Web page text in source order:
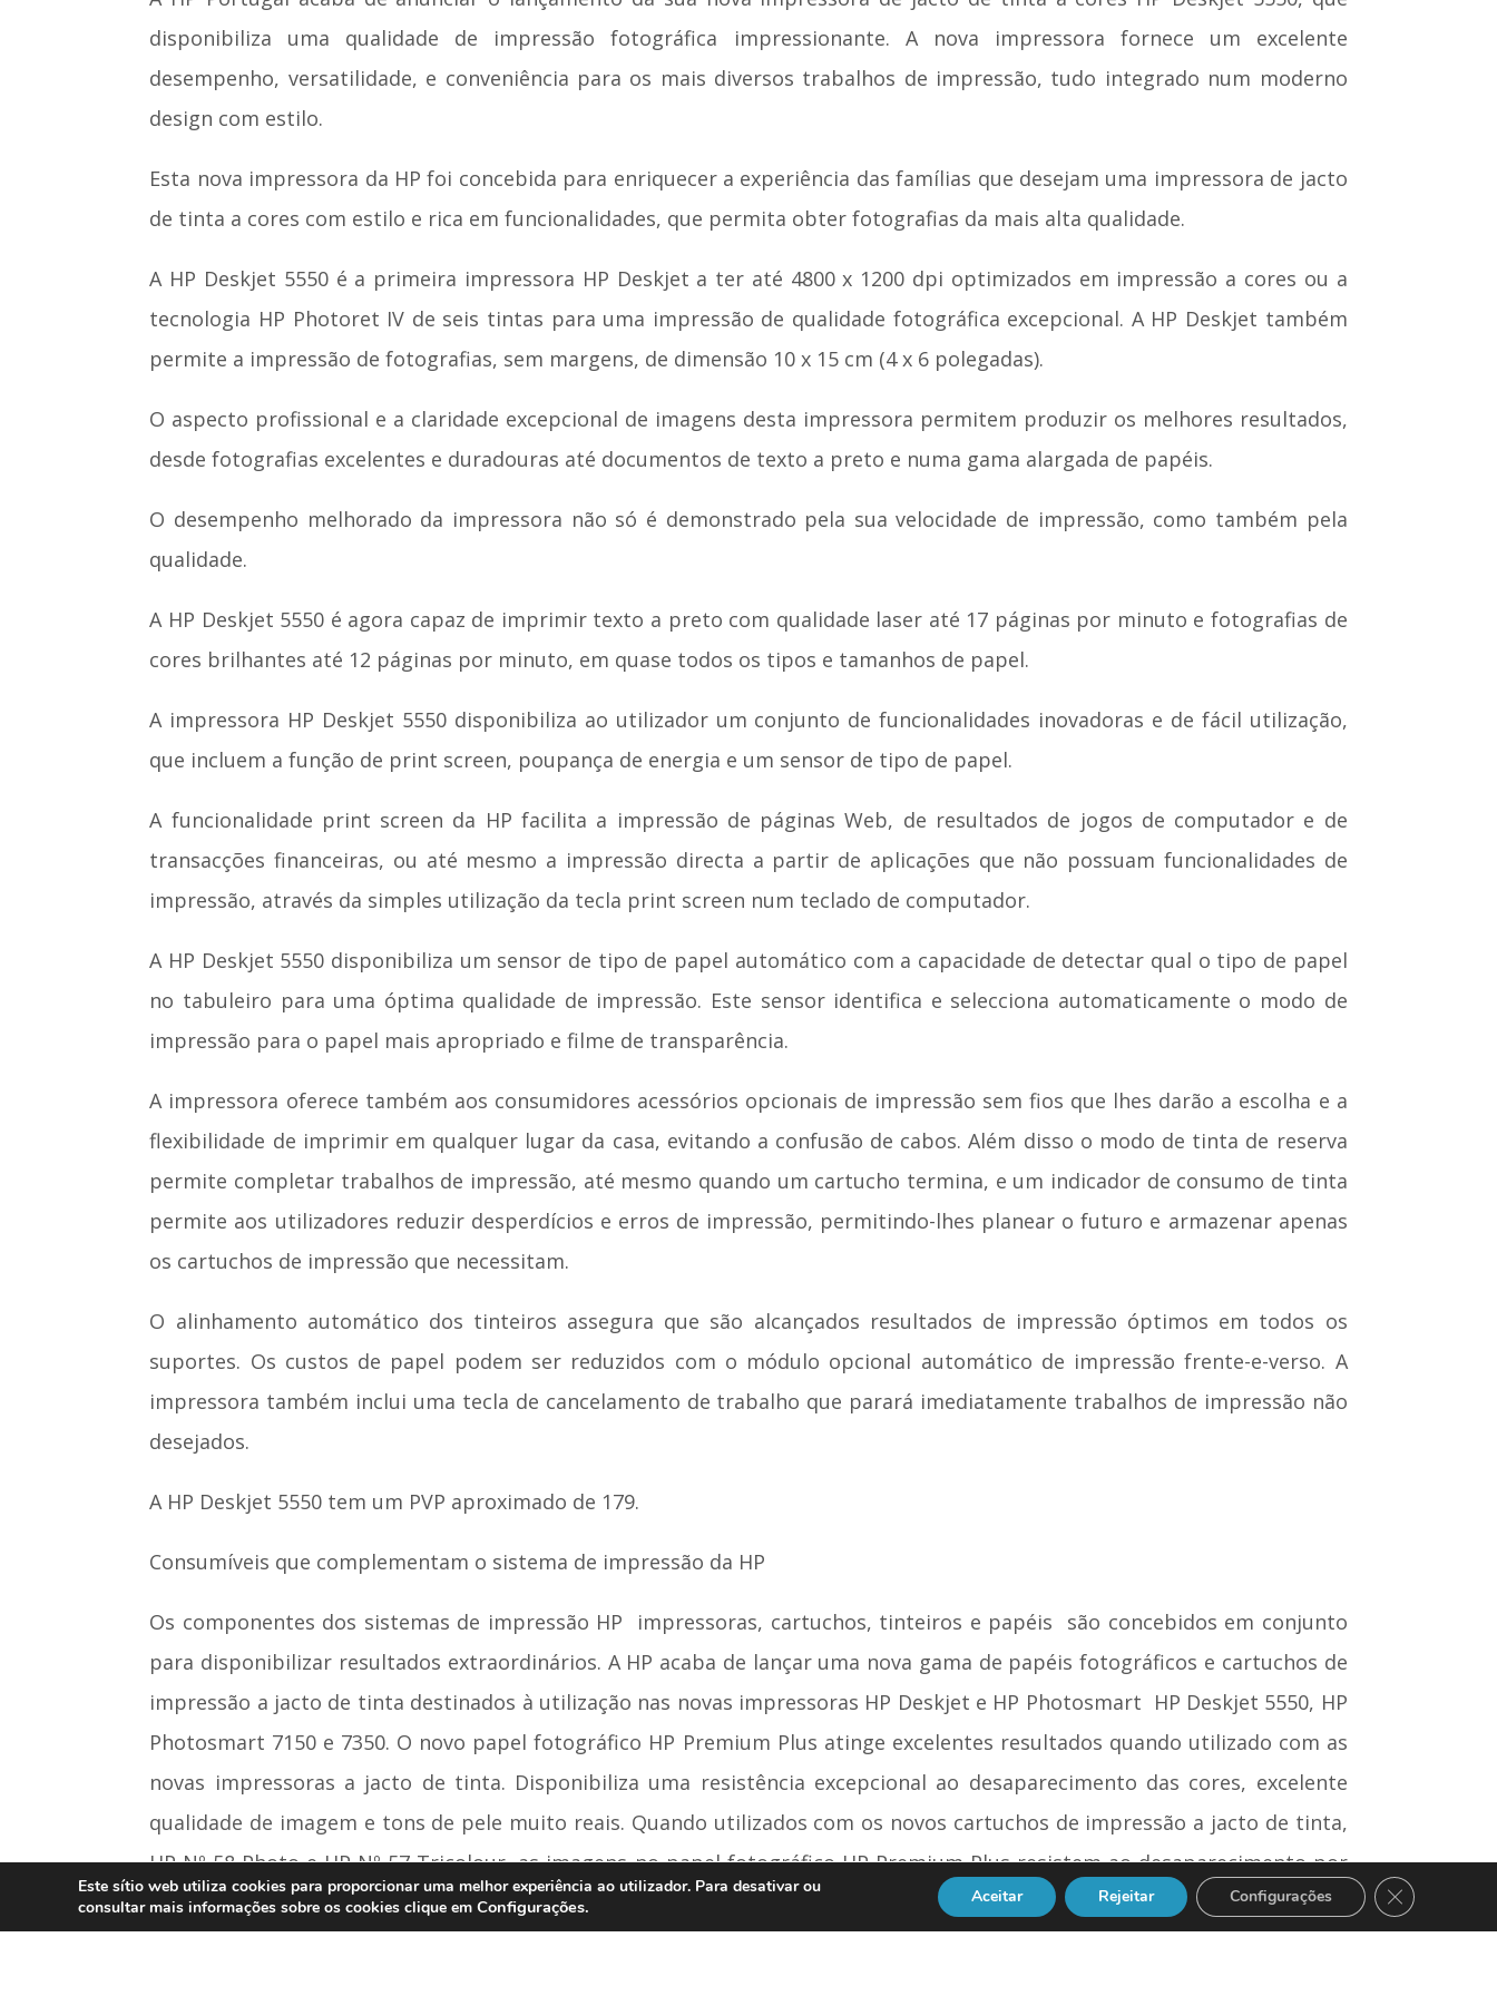
disponibiliza uma qualidade de impressão fotográfica impressionante. A nova impressora fornece um excelente
desempenho, versatilidade, e conveniência para os mais diversos trabalhos de impressão, tudo integrado num moderno
design com estilo.
Esta nova impressora da HP foi concebida para enriquecer a experiência das famílias que desejam uma impressora de jacto
de tinta a cores com estilo e rica em funcionalidades, que permita obter fotografias da mais alta qualidade.
A HP Deskjet 5550 é a primeira impressora HP Deskjet a ter até 4800 x 1200 dpi optimizados em impressão a cores ou a
tecnologia HP Photoret IV de seis tintas para uma impressão de qualidade fotográfica excepcional. A HP Deskjet também
permite a impressão de fotografias, sem margens, de dimensão 10 x 15 cm (4 x 6 polegadas).
O aspecto profissional e a claridade excepcional de imagens desta impressora permitem produzir os melhores resultados,
desde fotografias excelentes e duradouras até documentos de texto a preto e numa gama alargada de papéis.
O desempenho melhorado da impressora não só é demonstrado pela sua velocidade de impressão, como também pela
qualidade.
A HP Deskjet 5550 é agora capaz de imprimir texto a preto com qualidade laser até 17 páginas por minuto e fotografias de
cores brilhantes até 12 páginas por minuto, em quase todos os tipos e tamanhos de papel.
A impressora HP Deskjet 5550 disponibiliza ao utilizador um conjunto de funcionalidades inovadoras e de fácil utilização,
que incluem a função de print screen, poupança de energia e um sensor de tipo de papel.
A funcionalidade print screen da HP facilita a impressão de páginas Web, de resultados de jogos de computador e de
transacções financeiras, ou até mesmo a impressão directa a partir de aplicações que não possuam funcionalidades de
impressão, através da simples utilização da tecla print screen num teclado de computador.
A HP Deskjet 5550 disponibiliza um sensor de tipo de papel automático com a capacidade de detectar qual o tipo de papel
no tabuleiro para uma óptima qualidade de impressão. Este sensor identifica e selecciona automaticamente o modo de
impressão para o papel mais apropriado e filme de transparência.
A impressora oferece também aos consumidores acessórios opcionais de impressão sem fios que lhes darão a escolha e a
flexibilidade de imprimir em qualquer lugar da casa, evitando a confusão de cabos. Além disso o modo de tinta de reserva
permite completar trabalhos de impressão, até mesmo quando um cartucho termina, e um indicador de consumo de tinta
permite aos utilizadores reduzir desperdícios e erros de impressão, permitindo-lhes planear o futuro e armazenar apenas
os cartuchos de impressão que necessitam.
O alinhamento automático dos tinteiros assegura que são alcançados resultados de impressão óptimos em todos os
suportes. Os custos de papel podem ser reduzidos com o módulo opcional automático de impressão frente-e-verso. A
impressora também inclui uma tecla de cancelamento de trabalho que parará imediatamente trabalhos de impressão não
desejados.
A HP Deskjet 5550 tem um PVP aproximado de 179.
Consumíveis que complementam o sistema de impressão da HP
Os componentes dos sistemas de impressão HP  impressoras, cartuchos, tinteiros e papéis  são concebidos em conjunto
para disponibilizar resultados extraordinários. A HP acaba de lançar uma nova gama de papéis fotográficos e cartuchos de
impressão a jacto de tinta destinados à utilização nas novas impressoras HP Deskjet e HP Photosmart  HP Deskjet 5550, HP
Photosmart 7150 e 7350. O novo papel fotográfico HP Premium Plus atinge excelentes resultados quando utilizado com as
novas impressoras a jacto de tinta. Disponibiliza uma resistência excepcional ao desaparecimento das cores, excelente
qualidade de imagem e tons de pele muito reais. Quando utilizados com os novos cartuchos de impressão a jacto de tinta,
HP Nº 58 Photo e HP Nº 57 Tricolour, as imagens no papel fotográfico HP Premium Plus resistem ao desaparecimento por
várias gerações  ainda mais que as fotografias tradicionais. O cartucho de impressão a jacto de tinta HP Nº 58 Photo pode
Este sítio web utiliza cookies para proporcionar uma melhor experiência ao utilizador. Para desativar ou
consultar mais informações sobre os cookies clique em Configurações. Aceitar Rejeitar Configurações Close GDPR